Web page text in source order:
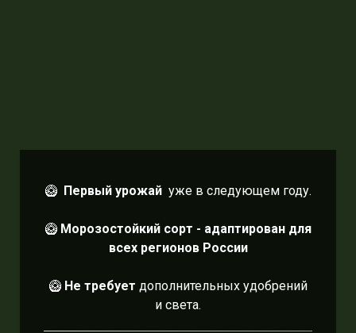
🥝 Первый урожай уже в следующем году.
🥝 Морозостойкий сорт - адаптирован для
всех регионов России
🥝 Не требует дополнительных удобрений
и света.